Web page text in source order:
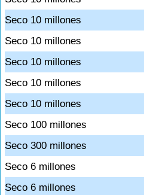
Seco 10 millones
Seco 10 millones
Seco 10 millones
Seco 10 millones
Seco 10 millones
Seco 100 millones
Seco 300 millones
Seco 6 millones
Seco 6 millones